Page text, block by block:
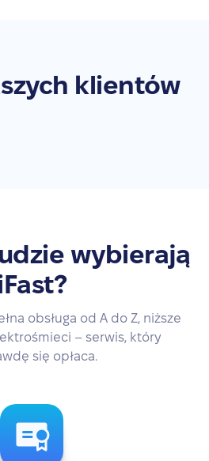
klientów
wybierają
obsługa od A do Z, niższe
– serwis, który
się opłaca.